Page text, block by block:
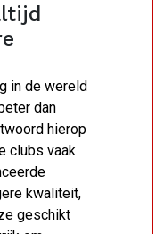
in de wereld
dan
hierop
clubs vaak
kwaliteit,
geschikt